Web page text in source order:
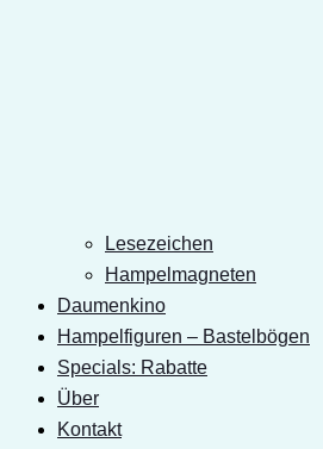
Lesezeichen
Hampelmagneten
Daumenkino
Hampelfiguren – Bastelbögen
Specials: Rabatte
Über
Kontakt